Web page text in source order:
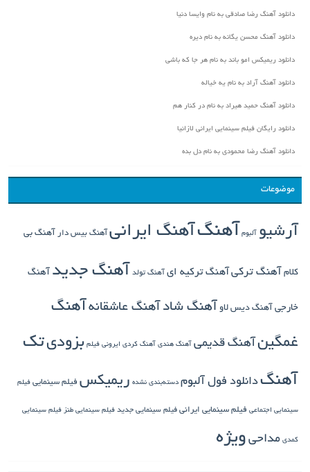
دانلود آهنگ رضا صادقی به نام وایسا دنیا
دانلود آهنگ محسن یگانه به نام دیره
دانلود ریمیکس امو باند به نام هر جا که باشی
دانلود آهنگ آراد به نام یه خیاله
دانلود آهنگ حمید هیراد به نام در کنار هم
دانلود رایگان فیلم سینمایی ایرانی لازانیا
دانلود آهنگ رضا محمودی به نام دل بده
موضوعات
آرشیو آلبوم آهنگ آهنگ ایرانی آهنگ بیس دار آهنگ بی
کلام آهنگ ترکی آهنگ ترکیه ای آهنگ تولد آهنگ جدید آهنگ
خارجی آهنگ دیس لاو آهنگ شاد آهنگ عاشقانه آهنگ
غمگین آهنگ قدیمی آهنگ هندی آهنگ کردی ایرونی فیلم بزودیتک
آهنگدانلود فول آلبوم دسته‌بندی نشده ریمیکس فیلم سینمایی فیلم
سینمایی اجتماعی فیلم سینمایی ایرانی فیلم سینمایی جدید فیلم سینمایی طنز فیلم سینمایی
کمدی مداحی ویژه